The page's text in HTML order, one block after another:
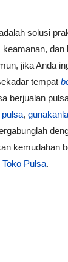
solusi
dan
jika Anda
tempat
berjualan
,
kemudahan
Toko Pulsa.